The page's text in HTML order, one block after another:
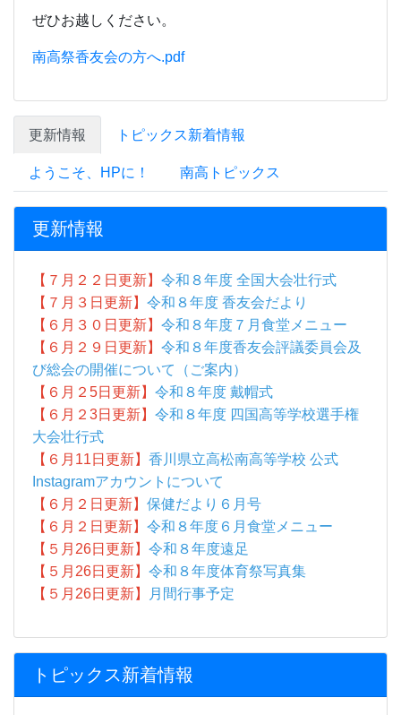
【７月２２日更新】令和８年度 全国大会壮行式
【６月３０日更新】令和８年度７月食堂メニュー
【６月２９日更新】
令和８年度香友会評議委員会及
び総会の開催について（ご案内）
【６月２5
日更新】
令和８年度 戴帽式
【６月２3日更新】令和８年度 四国高等学校選手権
【６月11日更新】
【６月２日更新】保健だより６月号
【６月２日更新】 令和８年度６月食堂メニュー
【５月26日更新】令和８年度遠足
【５月26日更新】令和８年度体育祭写真集
【５月26日更新】月間行事予定
トピックス新着情報
2026/07/24
南高祭一般公開のお知らせ
2026/03/26
高松港現場見学会を実施しました
2026/01/27
『元気いきいきサロン』in大野コミュニティセンタ